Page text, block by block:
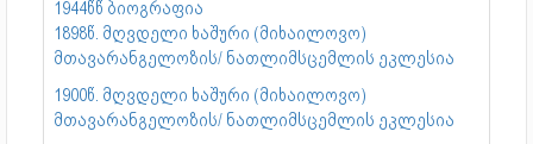
1944წწ ბიოგრაფია
1898წ. მღვდელი ხაშური (მიხაილოვო)
მთავარანგელოზის/ ნათლიმსცემლის ეკლესია
1900წ. მღვდელი ხაშური (მიხაილოვო)
მთავარანგელოზის/ ნათლიმსცემლის ეკლესია